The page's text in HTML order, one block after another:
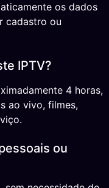
os dados
cadastro ou
IPTV?
4 horas,
ao vivo, filmes,
ou